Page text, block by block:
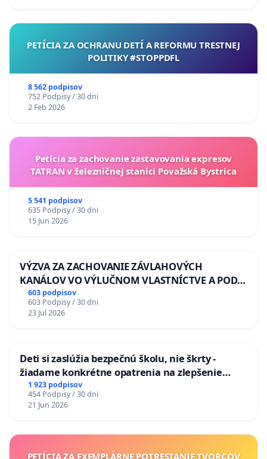
PETÍCIA ZA OCHRANU DETÍ A REFORMU TRESTNEJ
POLITIKY #STOPPDFL
8 562 podpisov
752 Podpisy / 30 dni
2 Feb 2026
Petícia za zachovanie zastavovania expresov
TATRAN v železničnej stanici Považská Bystrica
5 541 podpisov
635 Podpisy / 30 dni
15 Jun 2026
VÝZVA ZA ZACHOVANIE ZÁVLAHOVÝCH
KANÁLOV VO VÝLUČNOM VLASTNÍCTVE A POD
KONTROLOU SLOVENSKEJ REPUBLIKY & žiadosť
na riešenie zanedbaného stavu závlahových a
odvodňovacích kanálov na Slovensku
603 podpisov
603 Podpisy / 30 dni
23 Jul 2026
Deti si zaslúžia bezpečnú školu, nie škrty -
žiadame konkrétne opatrenia na zlepšenie
situácie v školstve
1 923 podpisov
454 Podpisy / 30 dni
21 Jun 2026
PETÍCIA ZA EXEMPLÁRNE POTRESTANIE TVORCOV